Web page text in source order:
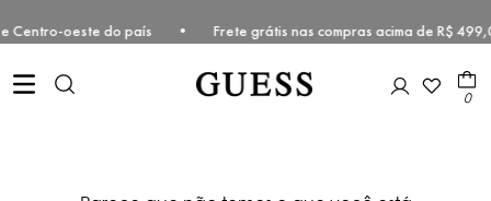
e Centro-oeste do país • Frete grátis nas compras acima de
0